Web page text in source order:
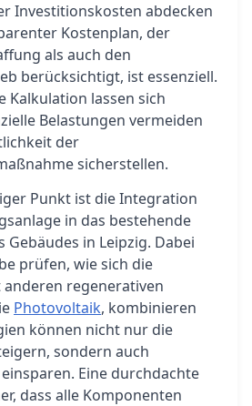
Investitionskosten abdecken
Kostenplan, der
als auch den
berücksichtigt, ist essenziell.
Kalkulation lassen sich
Belastungen vermeiden
der
sicherstellen.
Punkt ist die Integration
in das bestehende
Gebäudes in Leipzig. Dabei
prüfen, wie sich die
regenerativen
Photovoltaik, kombinieren
können nicht nur die
sondern auch
Eine durchdachte
dass alle Komponenten